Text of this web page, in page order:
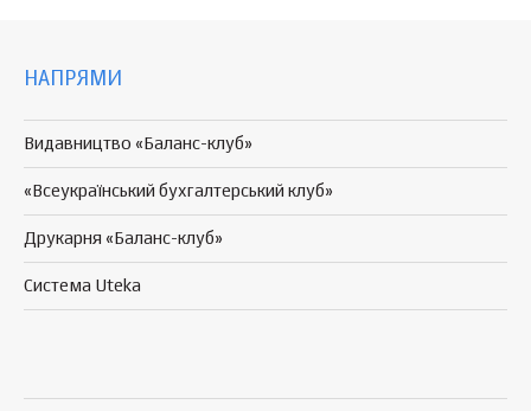
НАПРЯМИ
Видавництво «Баланс-клуб»
«Всеукраїнський бухгалтерський клуб»
Друкарня «Баланс-клуб»
Система Uteka